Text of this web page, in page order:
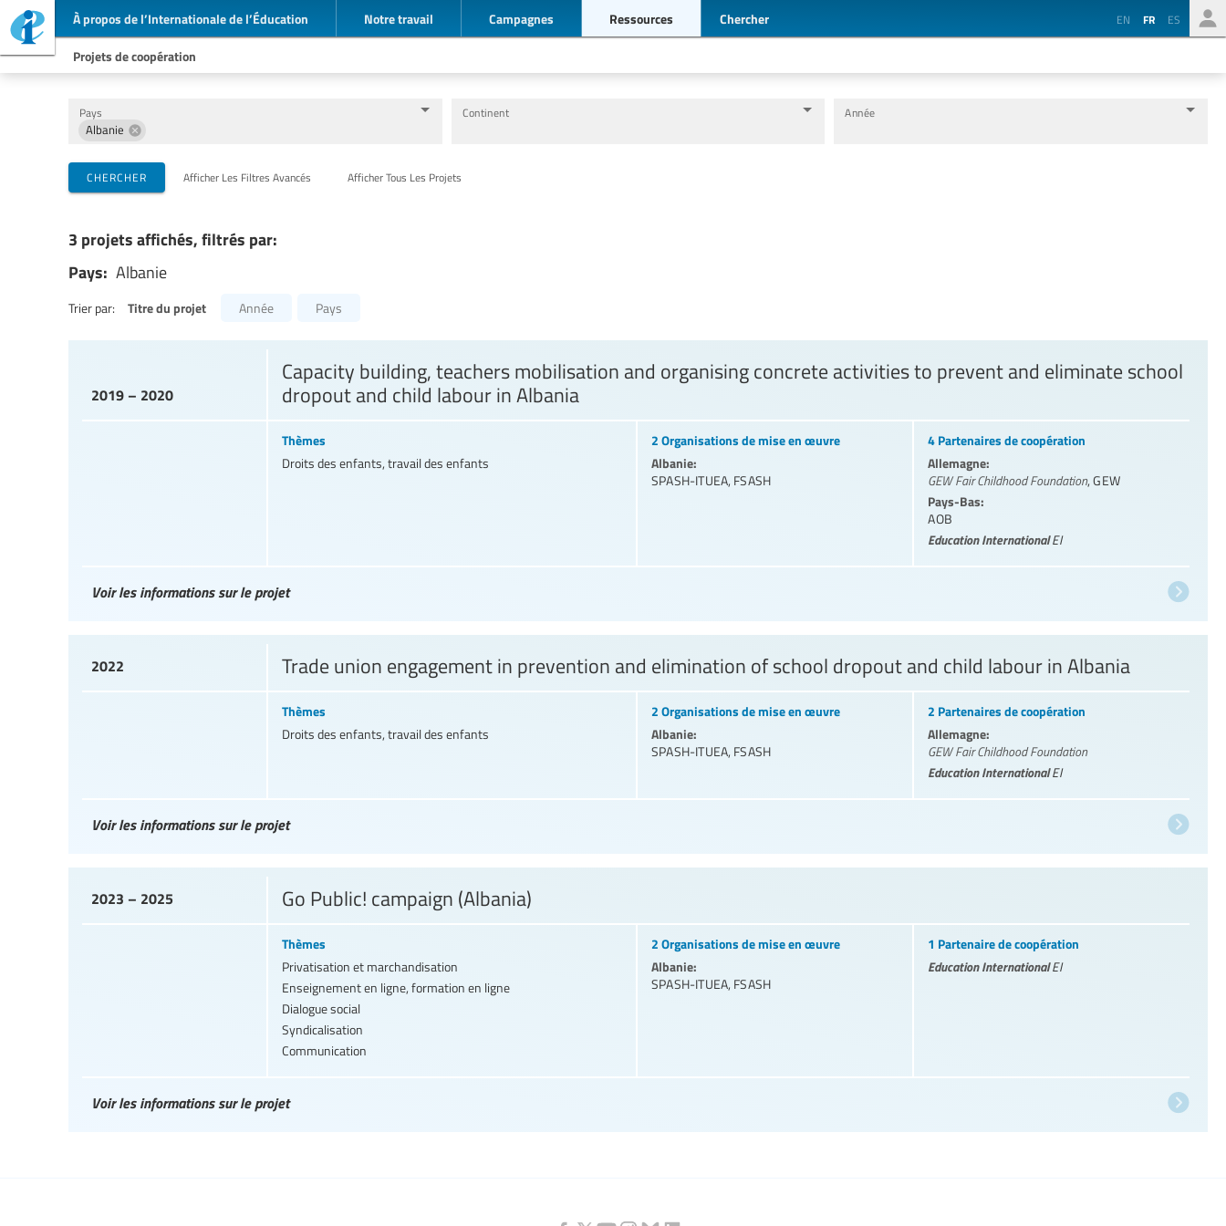
À propos de l’Internationale de l’Éducation Notre travail Campagnes Ressources Chercher EN FR ES
Projets de coopération
Pays
Albanie
Continent Année
Organisations de mise en œuvre
CHERCHER Afficher Les Filtres Avancés Afficher Tous Les Projets
3 projets affichés, filtrés par:
Pays: Albanie
Trier par: Titre du projet Année Pays
2019 – 2020
Capacity building, teachers mobilisation and organising concrete activities to prevent and eliminate school
dropout and child labour in Albania
Thèmes
Droits des enfants, travail des enfants
2 Organisations de mise en œuvre
Albanie:
SPASH-ITUEA, FSASH
4 Partenaires de coopération
Allemagne:
GEW Fair Childhood Foundation,GEW
Pays-Bas:
AOB
Education InternationalEI
Voir les informations sur le projet
2022 Trade union engagement in prevention and elimination of school dropout and child labour in Albania
Thèmes
Droits des enfants, travail des enfants
2 Organisations de mise en œuvre
Albanie:
SPASH-ITUEA, FSASH
2 Partenaires de coopération
Allemagne:
GEW Fair Childhood Foundation
Education InternationalEI
Voir les informations sur le projet
2023 – 2025 Go Public! campaign (Albania)
Thèmes
Privatisation et marchandisation
Enseignement en ligne, formation en ligne
Dialogue social
Syndicalisation
Communication
2 Organisations de mise en œuvre
Albanie:
SPASH-ITUEA, FSASH
1 Partenaire de coopération
Education InternationalEI
Voir les informations sur le projet